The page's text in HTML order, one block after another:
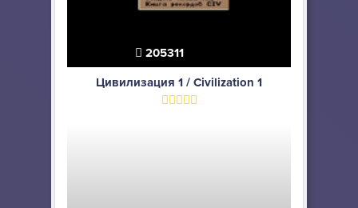
205311
Цивилизация 1 / Civilization 1